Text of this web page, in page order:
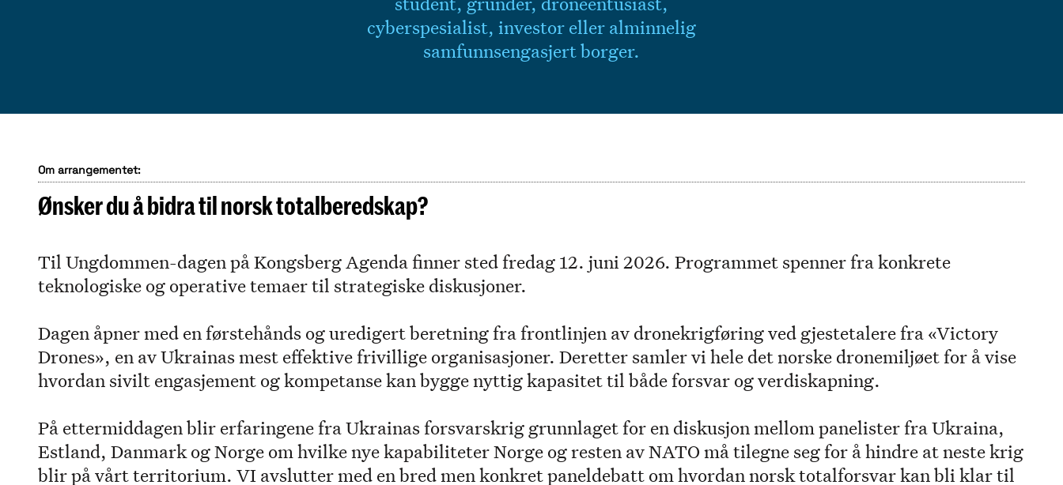
cyberspesialist, investor eller alminnelig
samfunnsengasjert borger.
Om arrangementet:
Ønsker du å bidra til norsk totalberedskap?
Til Ungdommen-dagen på Kongsberg Agenda finner sted fredag 12. juni 2026. Programmet spenner fra konkrete
teknologiske og operative temaer til strategiske diskusjoner.
Dagen åpner med en førstehånds og uredigert beretning fra frontlinjen av dronekrigføring ved gjestetalere fra «Victory
Drones», en av Ukrainas mest effektive frivillige organisasjoner. Deretter samler vi hele det norske dronemiljøet for å vise
hvordan sivilt engasjement og kompetanse kan bygge nyttig kapasitet til både forsvar og verdiskapning.
På ettermiddagen blir erfaringene fra Ukrainas forsvarskrig grunnlaget for en diskusjon mellom panelister fra Ukraina,
Estland, Danmark og Norge om hvilke nye kapabiliteter Norge og resten av NATO må tilegne seg for å hindre at neste krig
blir på vårt territorium. VI avslutter med en bred men konkret paneldebatt om hvordan norsk totalforsvar kan bli klar til